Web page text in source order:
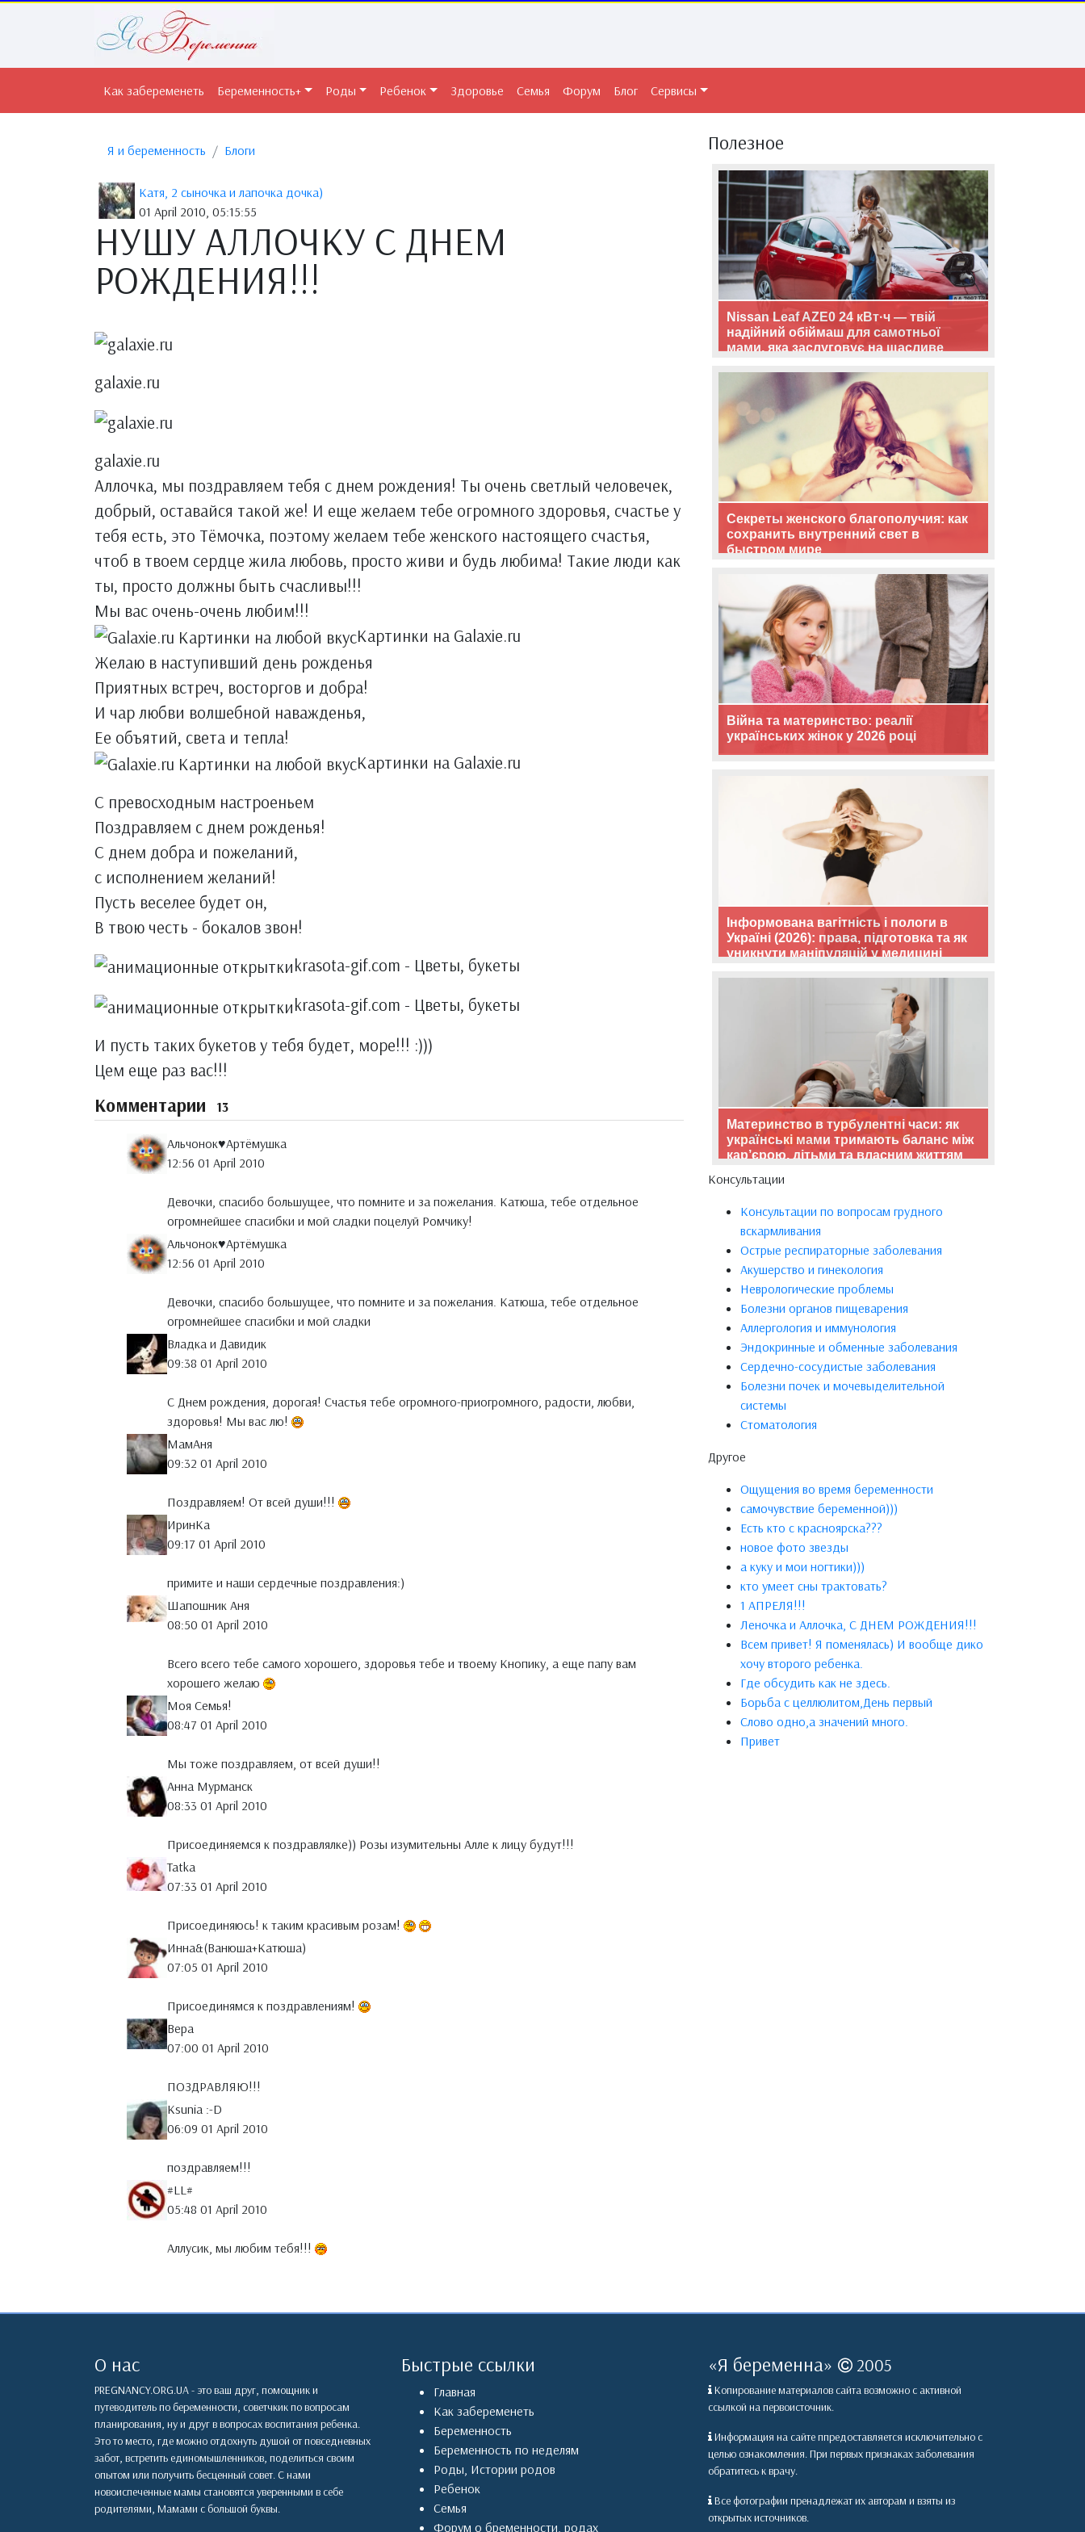
Как забеременеть Беременность+ Роды Ребенок Здоровье Семья Форум Блог Сервисы
Я и беременность Блоги
Катя, 2 сыночка и лапочка дочка)
01 April 2010, 05:15:55
НУШУ АЛЛОЧКУ С ДНЕМ
РОЖДЕНИЯ!!!
galaxie.ru
galaxie.ru
Аллочка, мы поздравляем тебя с днем рождения! Ты очень светлый человечек,
добрый, оставайся такой же! И еще желаем тебе огромного здоровья, счастье у
тебя есть, это Тёмочка, поэтому желаем тебе женского настоящего счастья,
чтоб в твоем сердце жила любовь, просто живи и будь любима! Такие люди как
ты, просто должны быть счасливы!!!
Мы вас очень-очень любим!!!
Картинки на Galaxie.ru
Желаю в наступивший день рожденья
Приятных встреч, восторгов и добра!
И чар любви волшебной наважденья,
Ее объятий, света и тепла!
Картинки на Galaxie.ru
С превосходным настроеньем
Поздравляем с днем рожденья!
С днем добра и пожеланий,
с исполнением желаний!
Пусть веселее будет он,
В твою честь - бокалов звон!
krasota-gif.com - Цветы, букеты
krasota-gif.com - Цветы, букеты
И пусть таких букетов у тебя будет, море!!! :)))
Цем еще раз вас!!!
Комментарии 13
Альчонок♥Артёмушка
12:56 01 April 2010
Девочки, спасибо большущее, что помните и за пожелания. Катюша, тебе отдельное
огромнейшее спасибки и мой сладки поцелуй Ромчику!
Альчонок♥Артёмушка
12:56 01 April 2010
Девочки, спасибо большущее, что помните и за пожелания. Катюша, тебе отдельное
огромнейшее спасибки и мой сладки
Владка и Давидик
09:38 01 April 2010
С Днем рождения, дорогая! Счастья тебе огромного-приогромного, радости, любви,
здоровья! Мы вас лю!
МамАня
09:32 01 April 2010
Поздравляем! От всей души!!!
ИринКа
09:17 01 April 2010
примите и наши сердечные поздравления:)
Шапошник Аня
08:50 01 April 2010
Всего всего тебе самого хорошего, здоровья тебе и твоему Кнопику, а еще папу вам
хорошего желаю
Моя Семья!
08:47 01 April 2010
Мы тоже поздравляем, от всей души!!
Анна Мурманск
08:33 01 April 2010
Присоединяемся к поздравлялке)) Розы изумительны Алле к лицу будут!!!
Tatka
07:33 01 April 2010
Присоединяюсь! к таким красивым розам!
Инна&(Ванюша+Катюша)
07:05 01 April 2010
Присоединямся к поздравлениям!
Вера
07:00 01 April 2010
ПОЗДРАВЛЯЮ!!!
Ksunia :-D
06:09 01 April 2010
поздравляем!!!
#LL#
05:48 01 April 2010
Аллусик, мы любим тебя!!!
Полезное
Nissan Leaf AZE0 24 кВт·ч — твій
надійний обіймаш для самотньої
мами, яка заслуговує на щасливе
Секреты женского благополучия: как
сохранить внутренний свет в
быстром мире
Війна та материнство: реалії
українських жінок у 2026 році
Інформована вагітність і пологи в
Україні (2026): права, підготовка та як
уникнути маніпуляцій у медицині
Материнство в турбулентні часи: як
українські мами тримають баланс між
кар’єрою, дітьми та власним життям
Консультации
Консультации по вопросам грудного
вскармливания
Острые респираторные заболевания
Акушерство и гинекология
Неврологические проблемы
Болезни органов пищеварения
Аллергология и иммунология
Эндокринные и обменные заболевания
Сердечно-сосудистые заболевания
Болезни почек и мочевыделительной
системы
Стоматология
Другое
Ощущения во время беременности
самочувствие беременной)))
Есть кто с красноярска???
новое фото звезды
а куку и мои ногтики)))
кто умеет сны трактовать?
1 АПРЕЛЯ!!!
Леночка и Аллочка, С ДНЕМ РОЖДЕНИЯ!!!
Всем привет! Я поменялась) И вообще дико
хочу второго ребенка.
Где обсудить как не здесь.
Борьба с целлюлитом,День первый
Слово одно,а значений много.
Привет
О нас
PREGNANCY.ORG.UA - это ваш друг, помощник и
путеводитель по беременности, советчкик по вопросам
планирования, ну и друг в вопросах воспитания ребенка.
Это то место, где можно отдохнуть душой от повседневных
забот, встретить единомышленников, поделиться своим
опытом или получить бесценный совет. С нами
новоиспеченные мамы становятся уверенными в себе
родителями, Мамами с большой буквы.
Быстрые ссылки
Главная
Как забеременеть
Беременность
Беременность по неделям
Роды Истории родов
Ребенок
Семья
Форум о бременности, родах
«Я беременна» 2005
Копирование материалов сайта возможно с активной
ссылкой на первоисточник.
Информация на сайте ппредоставляется исключительно с
целью ознакомления. При первых признаках заболевания
обратитесь к врачу.
Все фотографии пренадлежат их авторам и взяты из
открытых источников.